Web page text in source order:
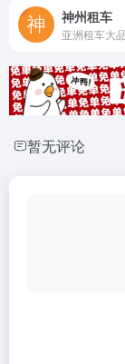
神州租车
亚洲租车大
暂无评论